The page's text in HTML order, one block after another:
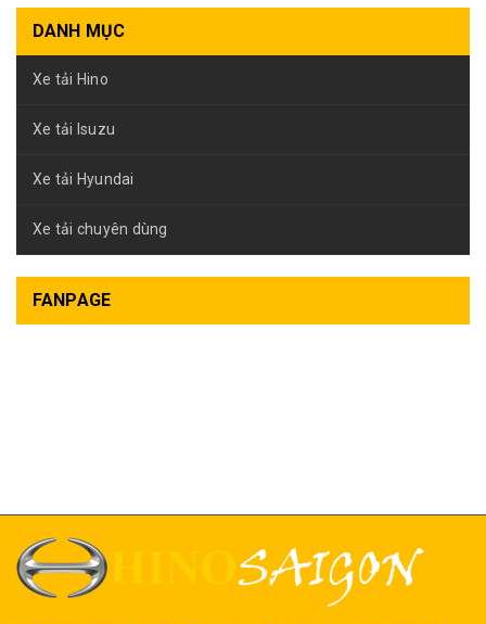
DANH MỤC
Xe tải Hino
Xe tải Isuzu
Xe tải Hyundai
Xe tải chuyên dùng
FANPAGE